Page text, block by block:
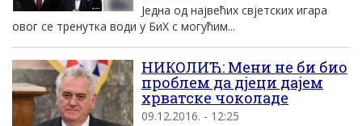
Једна од највећих свјетских игара
овог се тренутка води у БиХ с могућим...
НИКОЛИЋ: Мени не би био
проблем да дјеци дајем
хрватске чоколаде
09.12.2016. - 12:25